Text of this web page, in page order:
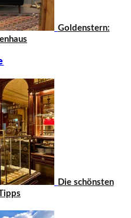
Goldenstern:
Die schönsten